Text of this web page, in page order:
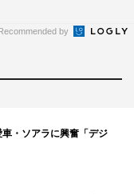
－あの日のソビト
by
・ソアラに興奮「デジ